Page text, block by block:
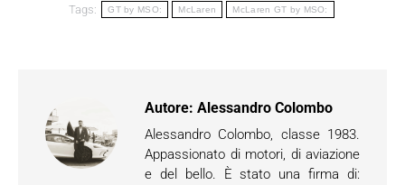
Tags: GT by MSO: McLaren McLaren GT by MSO:
Autore: Alessandro Colombo
Alessandro Colombo, classe 1983.
Appassionato di motori, di aviazione
e del bello. È stato una firma di: